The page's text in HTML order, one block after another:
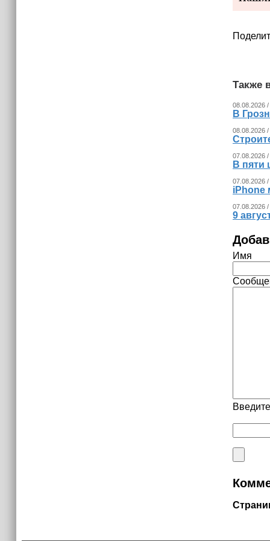
Также
08.08.2026
В
08.08.2026
07.08.2026
В пяти
07.08.2026
iPhone
07.08.2026
9
Имя